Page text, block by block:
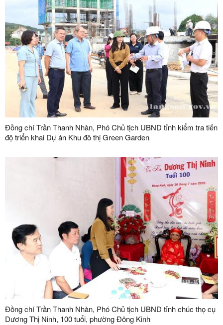
Đồng chí Trần Thanh Nhàn, Phó Chủ tịch UBND tỉnh kiểm tra tiến
độ triển khai Dự án Khu đô thị Green Garden
Đồng chí Trần Thanh Nhàn, Phó Chủ tịch UBND tỉnh chúc thọ cụ
Dương Thị Ninh, 100 tuổi, phường Đông Kinh